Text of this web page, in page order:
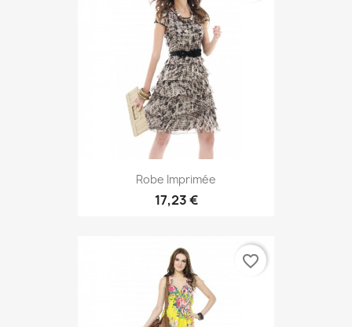
Robe Imprimée
17,23 €
favorite_border